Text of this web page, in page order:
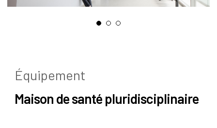
Équipement
Maison de santé pluridisciplinaire